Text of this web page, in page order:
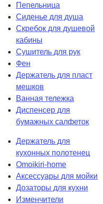
Пепельница
Сиденье для душа
Скребок для душевой
кабины
Сушитель для рук
Фен
Держатель для пласт
мешков
Ванная тележка
Диспенсер для
бумажных салфеток
Держатель для
кухонных полотенец
Omoikiri-home
Аксессуары для мойки
Дозаторы для кухни
Изменчители